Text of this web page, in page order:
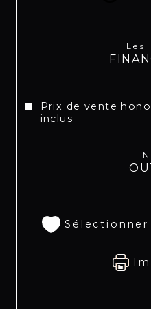
Découvrez tous
Prix de vente
inclus
Sélectionner